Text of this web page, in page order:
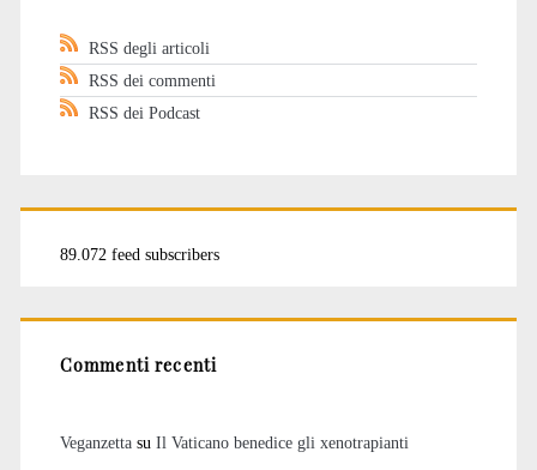
RSS degli articoli
RSS dei commenti
RSS dei Podcast
89.072 feed subscribers
Commenti recenti
Veganzettasu Il Vaticano benedice gli xenotrapianti